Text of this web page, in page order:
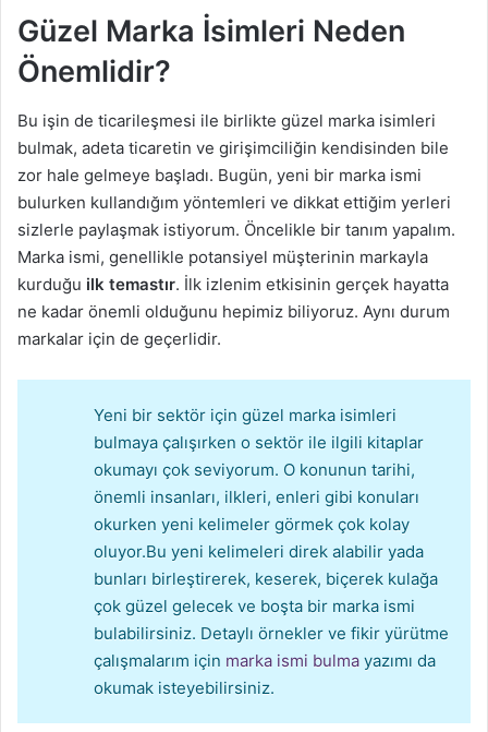
e
k
Güzel Marka İsimleri Neden
Önemlidir?
Bu işin de ticarileşmesi ile birlikte güzel marka isimleri
bulmak, adeta ticaretin ve girişimciliğin kendisinden bile
zor hale gelmeye başladı. Bugün, yeni bir marka ismi
bulurken kullandığım yöntemleri ve dikkat ettiğim yerleri
sizlerle paylaşmak istiyorum. Öncelikle bir tanım yapalım.
Marka ismi, genellikle potansiyel müşterinin markayla
kurduğu ilk temastır. İlk izlenim etkisinin gerçek hayatta
ne kadar önemli olduğunu hepimiz biliyoruz. Aynı durum
markalar için de geçerlidir.
Yeni bir sektör için güzel marka isimleri
bulmaya çalışırken o sektör ile ilgili kitaplar
okumayı çok seviyorum. O konunun tarihi,
önemli insanları, ilkleri, enleri gibi konuları
okurken yeni kelimeler görmek çok kolay
oluyor.Bu yeni kelimeleri direk alabilir yada
bunları birleştirerek, keserek, biçerek kulağa
çok güzel gelecek ve boşta bir marka ismi
bulabilirsiniz. Detaylı örnekler ve fikir yürütme
çalışmalarım için marka ismi bulma yazımı da
okumak isteyebilirsiniz.